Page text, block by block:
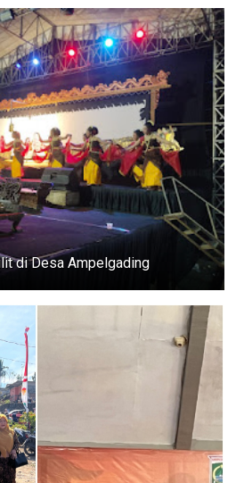
di Desa Ampelgading